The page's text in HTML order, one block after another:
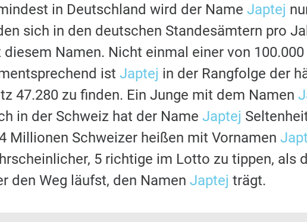
in Deutschland wird der Name Japtej
sich in den deutschen Standesämtern pro
diesem Namen. Nicht einmal einer von
ist Japtej in der Rangfolge der
47.280 zu finden. Ein Junge mit dem Namen
in der Schweiz hat der Name Japtej
Millionen Schweizer heißen mit Vornamen
5 richtige im Lotto zu tippen, als
den Weg läufst, den Namen Japtej trägt.